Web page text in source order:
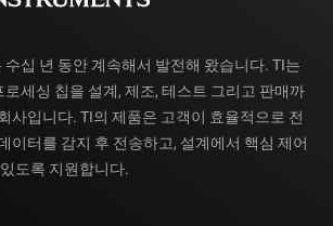
십 년 동안 계속해서 발전해 왔습니다. TI는
세싱 칩을 설계, 제조, 테스트 그리고 판매까
사입니다. TI의 제품은 고객이 효율적으로 전
이터를 감지 후 전송하고, 설계에서 핵심 제어
도록 지원합니다.